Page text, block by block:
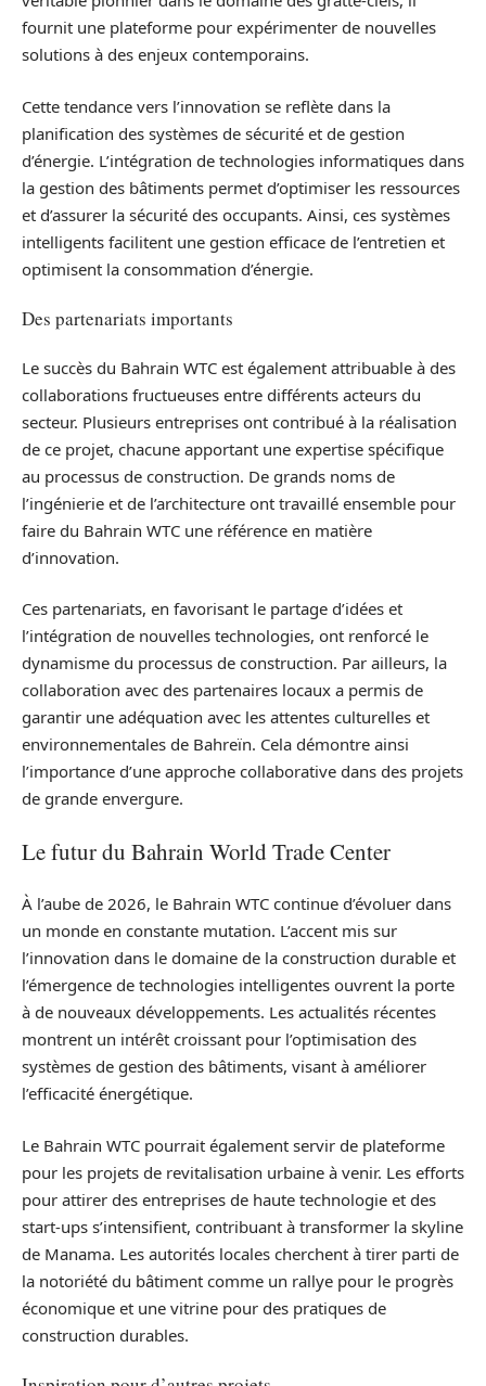
fournit une plateforme pour expérimenter de nouvelles
solutions à des enjeux contemporains.
Cette tendance vers l’innovation se reflète dans la
planification des systèmes de sécurité et de gestion
d’énergie. L’intégration de technologies informatiques dans
la gestion des bâtiments permet d’optimiser les ressources
et d’assurer la sécurité des occupants. Ainsi, ces systèmes
intelligents facilitent une gestion efficace de l’entretien et
optimisent la consommation d’énergie.
Des partenariats importants
Le succès du Bahrain WTC est également attribuable à des
collaborations fructueuses entre différents acteurs du
secteur. Plusieurs entreprises ont contribué à la réalisation
de ce projet, chacune apportant une expertise spécifique
au processus de construction. De grands noms de
l’ingénierie et de l’architecture ont travaillé ensemble pour
faire du Bahrain WTC une référence en matière
d’innovation.
Ces partenariats, en favorisant le partage d’idées et
l’intégration de nouvelles technologies, ont renforcé le
dynamisme du processus de construction. Par ailleurs, la
collaboration avec des partenaires locaux a permis de
garantir une adéquation avec les attentes culturelles et
environnementales de Bahreïn. Cela démontre ainsi
l’importance d’une approche collaborative dans des projets
de grande envergure.
Le futur du Bahrain World Trade Center
À l’aube de 2026, le Bahrain WTC continue d’évoluer dans
un monde en constante mutation. L’accent mis sur
l’innovation dans le domaine de la construction durable et
l’émergence de technologies intelligentes ouvrent la porte
à de nouveaux développements. Les actualités récentes
montrent un intérêt croissant pour l’optimisation des
systèmes de gestion des bâtiments, visant à améliorer
l’efficacité énergétique.
Le Bahrain WTC pourrait également servir de plateforme
pour les projets de revitalisation urbaine à venir. Les efforts
pour attirer des entreprises de haute technologie et des
start-ups s’intensifient, contribuant à transformer la skyline
de Manama. Les autorités locales cherchent à tirer parti de
la notoriété du bâtiment comme un rallye pour le progrès
économique et une vitrine pour des pratiques de
construction durables.